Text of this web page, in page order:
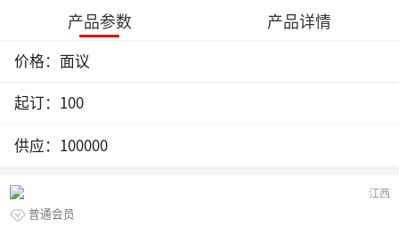
产品参数 产品详情
价格：面议
起订：100
供应：100000
江西
普通会员